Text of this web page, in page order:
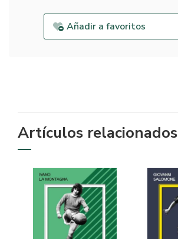
Añadir a favoritos
Artículos relacionados